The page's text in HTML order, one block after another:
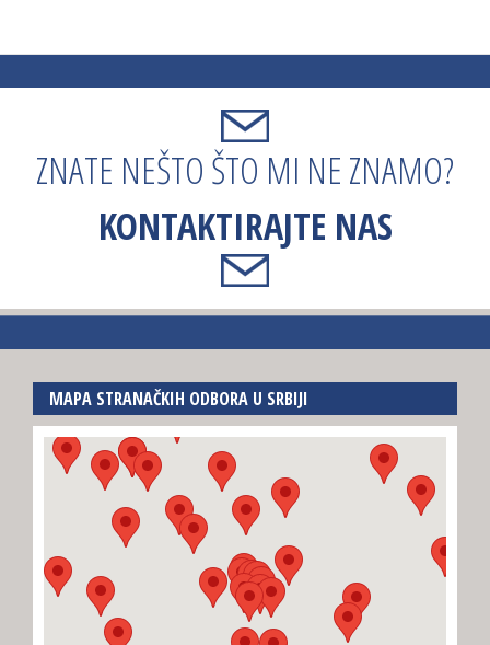
ZNATE NEŠTO ŠTO MI NE ZNAMO?
KONTAKTIRAJTE NAS
MAPA STRANAČKIH ODBORA U SRBIJI